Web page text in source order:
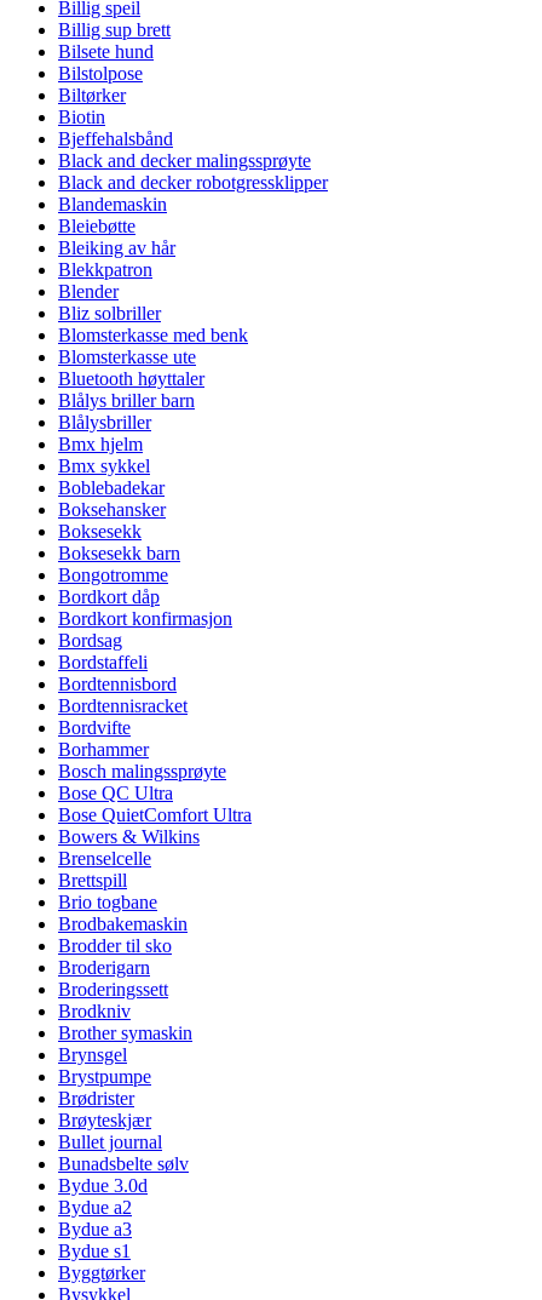
Billig speil
Billig sup brett
Bilsete hund
Bilstolpose
Biltørker
Biotin
Bjeffehalsbånd
Black and decker malingssprøyte
Black and decker robotgressklipper
Blandemaskin
Bleiebøtte
Bleiking av hår
Blekkpatron
Blender
Bliz solbriller
Blomsterkasse med benk
Blomsterkasse ute
Bluetooth høyttaler
Blålys briller barn
Blålysbriller
Bmx hjelm
Bmx sykkel
Boblebadekar
Boksehansker
Boksesekk
Boksesekk barn
Bongotromme
Bordkort dåp
Bordkort konfirmasjon
Bordsag
Bordstaffeli
Bordtennisbord
Bordtennisracket
Bordvifte
Borhammer
Bosch malingssprøyte
Bose QC Ultra
Bose QuietComfort Ultra
Bowers & Wilkins
Brenselcelle
Brettspill
Brio togbane
Brodbakemaskin
Brodder til sko
Broderigarn
Broderingssett
Brodkniv
Brother symaskin
Brynsgel
Brystpumpe
Brødrister
Brøyteskjær
Bullet journal
Bunadsbelte sølv
Bydue 3.0d
Bydue a2
Bydue a3
Bydue s1
Byggtørker
Bysykkel